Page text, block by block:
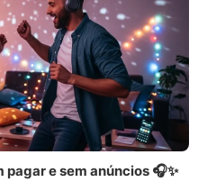
e sem anúncios 🎧✨